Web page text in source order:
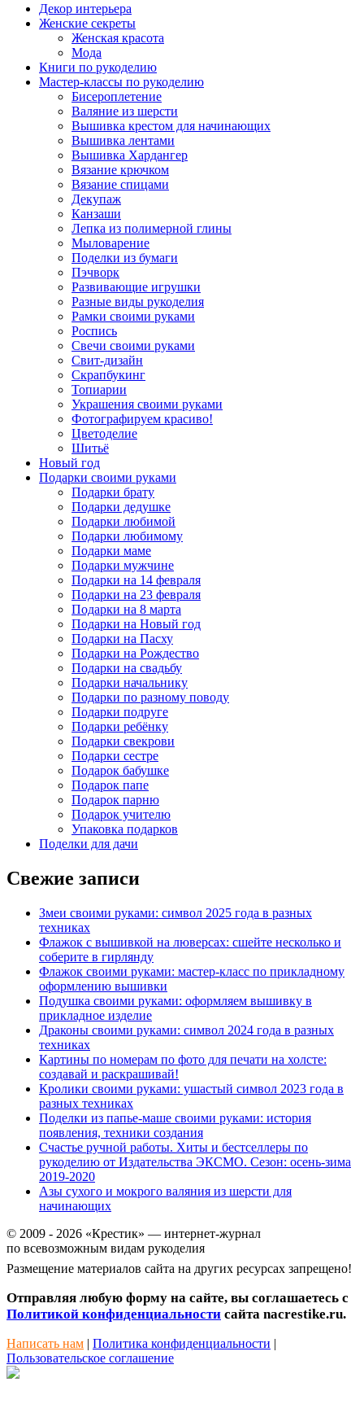
Декор интерьера
Женские секреты
Женская красота
Мода
Книги по рукоделию
Мастер-классы по рукоделию
Бисероплетение
Валяние из шерсти
Вышивка крестом для начинающих
Вышивка лентами
Вышивка Хардангер
Вязание крючком
Вязание спицами
Декупаж
Канзаши
Лепка из полимерной глины
Мыловарение
Поделки из бумаги
Пэчворк
Развивающие игрушки
Разные виды рукоделия
Рамки своими руками
Роспись
Свечи своими руками
Свит-дизайн
Скрапбукинг
Топиарии
Украшения своими руками
Фотографируем красиво!
Цветоделие
Шитьё
Новый год
Подарки своими руками
Подарки брату
Подарки дедушке
Подарки любимой
Подарки любимому
Подарки маме
Подарки мужчине
Подарки на 14 февраля
Подарки на 23 февраля
Подарки на 8 марта
Подарки на Новый год
Подарки на Пасху
Подарки на Рождество
Подарки на свадьбу
Подарки начальнику
Подарки по разному поводу
Подарки подруге
Подарки ребёнку
Подарки свекрови
Подарки сестре
Подарок бабушке
Подарок папе
Подарок парню
Подарок учителю
Упаковка подарков
Поделки для дачи
Свежие записи
Змеи своими руками: символ 2025 года в разных
техниках
Флажок с вышивкой на люверсах: сшейте несколько и
соберите в гирлянду
Флажок своими руками: мастер-класс по прикладному
оформлению вышивки
Подушка своими руками: оформляем вышивку в
прикладное изделие
Драконы своими руками: символ 2024 года в разных
техниках
Картины по номерам по фото для печати на холсте:
создавай и раскрашивай!
Кролики своими руками: ушастый символ 2023 года в
разных техниках
Поделки из папье-маше своими руками: история
появления, техники создания
Счастье ручной работы. Хиты и бестселлеры по
рукоделию от Издательства ЭКСМО. Сезон: осень-зима
2019-2020
Азы сухого и мокрого валяния из шерсти для
начинающих
© 2009 - 2026 «Крестик» — интернет-журнал
по всевозможным видам рукоделия
Размещение материалов сайта на других ресурсах запрещено!
Отправляя любую форму на сайте, вы соглашаетесь с
Политикой конфиденциальности сайта nacrestike.ru.
Написать нам | Политика конфиденциальности |
Пользовательское соглашение